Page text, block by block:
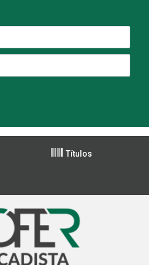
Títulos